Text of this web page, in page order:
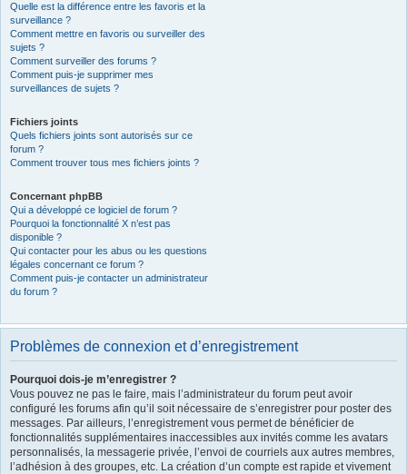
Quelle est la différence entre les favoris et la
surveillance ?
Comment mettre en favoris ou surveiller des
sujets ?
Comment surveiller des forums ?
Comment puis-je supprimer mes
surveillances de sujets ?
Fichiers joints
Quels fichiers joints sont autorisés sur ce
forum ?
Comment trouver tous mes fichiers joints ?
Concernant phpBB
Qui a développé ce logiciel de forum ?
Pourquoi la fonctionnalité X n’est pas
disponible ?
Qui contacter pour les abus ou les questions
légales concernant ce forum ?
Comment puis-je contacter un administrateur
du forum ?
Problèmes de connexion et d’enregistrement
Pourquoi dois-je m’enregistrer ?
Vous pouvez ne pas le faire, mais l’administrateur du forum peut avoir
configuré les forums afin qu’il soit nécessaire de s’enregistrer pour poster des
messages. Par ailleurs, l’enregistrement vous permet de bénéficier de
fonctionnalités supplémentaires inaccessibles aux invités comme les avatars
personnalisés, la messagerie privée, l’envoi de courriels aux autres membres,
l’adhésion à des groupes, etc. La création d’un compte est rapide et vivement